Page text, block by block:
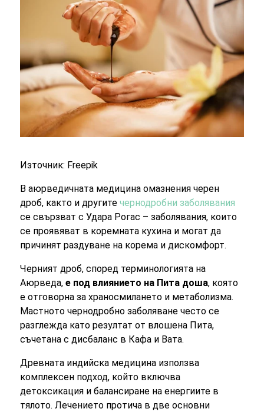
Източник: Freepik
В аюрведичната медицина омазнения черен
дроб, както и другитечернодробни заболявания
се свързват с Удара Рогас – заболявания, които
се проявяват в коремната кухина и могат да
причинят раздуване на корема и дискомфорт.
Черният дроб, според терминологията на
Аюрведа,е под влиянието на Пита доша, която
е отговорна за храносмилането и метаболизма.
Мастното чернодробно заболяване често се
разглежда като резултат от влошена Пита,
съчетана с дисбаланс в Кафа и Вата.
Древната индийска медицина използва
комплексен подход, който включва
детоксикация и балансиране на енергиите в
тялото. Лечението протича в две основни